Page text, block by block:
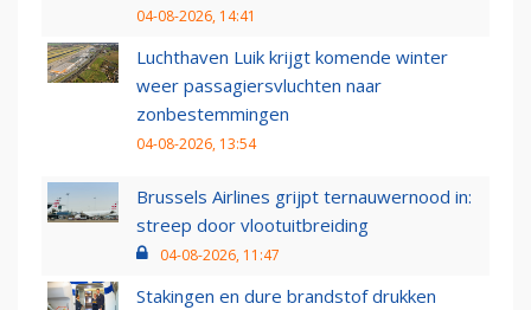
04-08-2026, 14:41
Luchthaven Luik krijgt komende winter
weer passagiersvluchten naar
zonbestemmingen
04-08-2026, 13:54
Brussels Airlines grijpt ternauwernood in:
streep door vlootuitbreiding
04-08-2026, 11:47
Stakingen en dure brandstof drukken